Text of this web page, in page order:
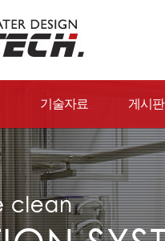
기술자료 게시판